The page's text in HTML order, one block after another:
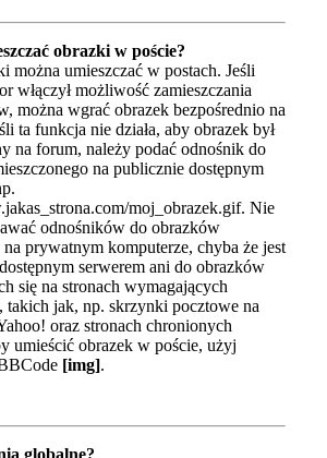
obrazki w poście?
można umieszczać w postach. Jeśli
włączył możliwość zamieszczania
można wgrać obrazek bezpośrednio na
ta funkcja nie działa, aby obrazek był
na forum, należy podać odnośnik do
na publicznie dostępnym
moj_obrazek.gif. Nie
odnośników do obrazków
na prywatnym komputerze, chyba że jest
serwerem ani do obrazków
się na stronach wymagających
takich jak, np. skrzynki pocztowe na
oraz stronach chronionych
umieścić obrazek w poście, użyj
[img].
globalne?